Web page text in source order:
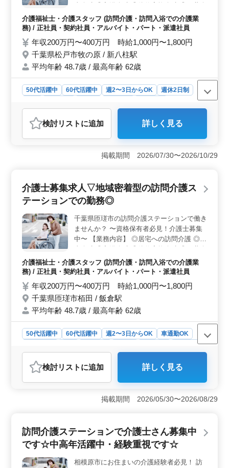
取得可能なのでメリハリをつけた働き方ができます。
助 ◎書類作成、書類整理 ◎トイレへの移動
や動作の介助 【備考】 ◎社会保険完備 ◎
お待ちしております！ まずはお気軽にお問
い合わせください♪
介護福祉士・介護スタッフ (訪問介護・訪問入浴での介護業
務) / 正社員・契約社員・アルバイト・パート・派遣社員
年収200万円〜400万円 時給1,000円〜1,800円
千葉県松戸市牧の原 / 新八柱駅
平均年齢 48.7歳 / 最高年齢 62歳
50代活躍中 60代活躍中 週2〜3日からOK
週休2日制
介護福祉士・介護スタッフ
おすすめポイント
＜柔軟な働き方＞ 週2〜3日からの勤務が可能でシフト
制により個人の生活スタイルに合わせた働き方ができま
す。週3日以上の勤務についても相談が可能でワークライ
の勤務です。地域社会との連携が深く、地元の方々の生
活をサポートすることでやりがいを感じることができま
く経験を活かせる職場です。 ＜充実した福利厚生
＞ 社会保険が完備されており、安心して長期的に働け
る環境が整っています。通勤手当も実費支給されるため
交通費の負担を軽減できます。介護経験1年以上、ヘルパ
ー2級（介護職員初任者研修）以上の資格をお持ちの方に
は好条件での勤務が期待できます。
検討リスト に追加 詳しく見る
掲載期間 2026/07/30〜2026/10/29
介護士募集求人▽地域密着型の訪問介護ス
テーションでの勤務◎
千葉県匝瑳市の訪問介護ステーションで働き
ませんか？ 〜資格保有者必見！介護士募集
中〜 【業務内容】 ◎居宅への訪問介護 ◎食
助 ◎書類作成、書類整理 ◎トイレへの移動
や動作の介助 【備考】 ◎社会保険完備 ◎
☆ 皆様のご応募お待ちしております！ まず
はお気軽にお問い合わせください♪
介護福祉士・介護スタッフ (訪問介護・訪問入浴での介護業
務) / 正社員・契約社員・アルバイト・パート・派遣社員
年収200万円〜400万円 時給1,000円〜1,800円
千葉県匝瑳市栢田 / 飯倉駅
平均年齢 48.7歳 / 最高年齢 62歳
50代活躍中 60代活躍中 週2〜3日からOK
車通勤OK
派遣社員
介護福祉士・介護スタッフ
おすすめポイント
＜安定した雇用形態と充実の福利厚生＞ この求人は正
社員、契約社員、アルバイト・パート、派遣社員と様々
な雇用形態から選べます。週3日からの勤務が相談可能で
も活躍中の職場で、豊富な経験を活かしながら働けま
す。地域密着型の訪問介護ステーションで地元の利用者
わず、新しい挑戦ができる職場環境です。 ＜柔軟な
検討リスト に追加 詳しく見る
掲載期間 2026/05/30〜2026/08/29
訪問介護ステーションで介護士さん募集中
です☆中高年活躍中・経験重視です☆
相模原市にお住まいの介護経験者必見！ 訪